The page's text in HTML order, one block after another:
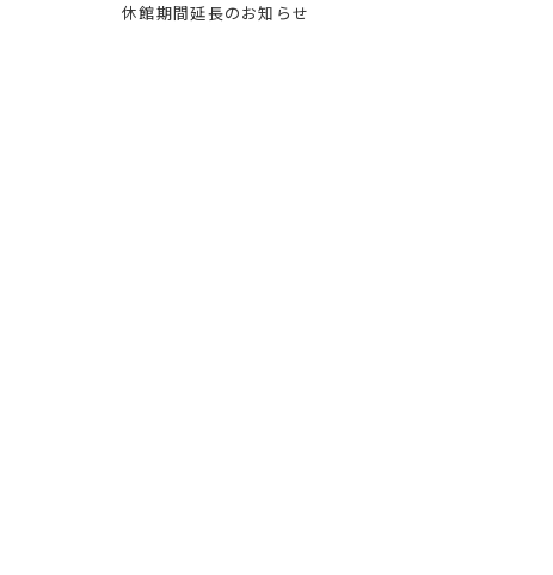
休館期間延長のお知らせ